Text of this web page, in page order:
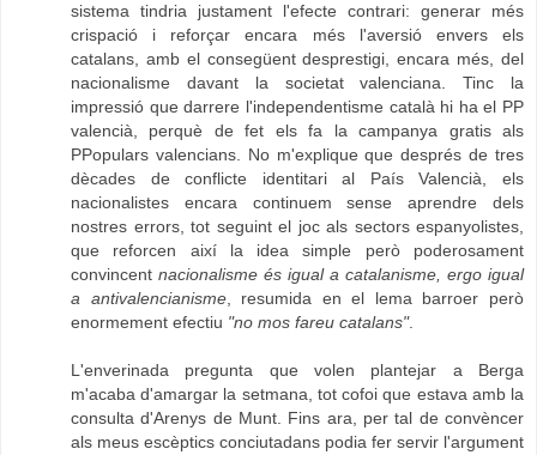
sistema tindria justament l'efecte contrari: generar més
crispació i reforçar encara més l'aversió envers els
catalans, amb el consegüent desprestigi, encara més, del
nacionalisme davant la societat valenciana. Tinc la
impressió que darrere l'independentisme català hi ha el PP
valencià, perquè de fet els fa la campanya gratis als
PPopulars valencians. No m'explique que després de tres
dècades de conflicte identitari al País Valencià, els
nacionalistes encara continuem sense aprendre dels
nostres errors, tot seguint el joc als sectors espanyolistes,
que reforcen així la idea simple però poderosament
convincent nacionalisme és igual a catalanisme, ergo igual
a antivalencianisme, resumida en el lema barroer però
enormement efectiu "no mos fareu catalans".
L'enverinada pregunta que volen plantejar a Berga
m'acaba d'amargar la setmana, tot cofoi que estava amb la
consulta d'Arenys de Munt. Fins ara, per tal de convèncer
als meus escèptics conciutadans podia fer servir l'argument